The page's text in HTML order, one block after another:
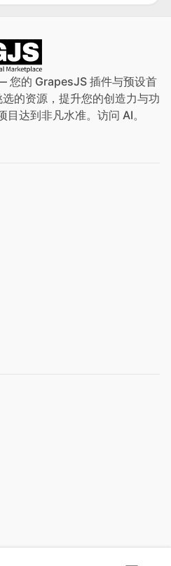
的 GrapesJS 插件与预设首
的资源，提升您的创造力与功
目达到非凡水准。访问 AI。